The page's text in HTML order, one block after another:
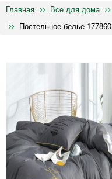
Главная Все для дома
Постельное белье 177860